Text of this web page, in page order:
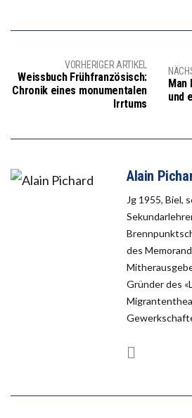
VORHERIGER ARTIKEL
Weissbuch Frühfranzösisch:
Chronik eines monumentalen
Irrtums
Man
und
Alain
Jg 1955, Biel,
des
Gründer des